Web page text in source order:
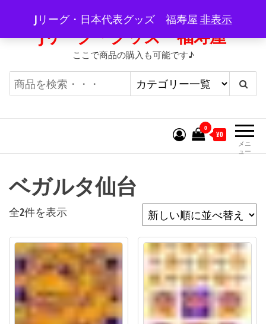
テ
ツ
プ
Jリーグ・日本代表グッズ 福寿屋 非表示
Jリーグ・グッズ 福寿屋
ここで商品の購入も可能です♪
メニ
ュー
0
¥0
ベガルタ仙台
全2件を表示新
い
順